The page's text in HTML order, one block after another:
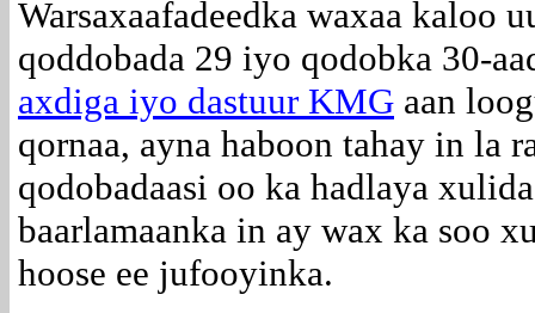
Warsaxaafadeedka waxaa kaloo
qoddobada 29 iyo qodobka 30-
axdiga iyo dastuur KMG aan
qornaa, ayna haboon tahay in la
qodobadaasi oo ka hadlaya
baarlamaanka in ay wax ka soo
hoose ee jufooyinka.